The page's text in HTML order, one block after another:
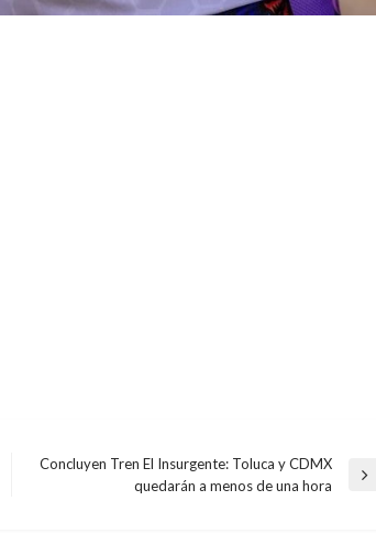
Concluyen Tren El Insurgente: Toluca y CDMX
quedarán a menos de una hora